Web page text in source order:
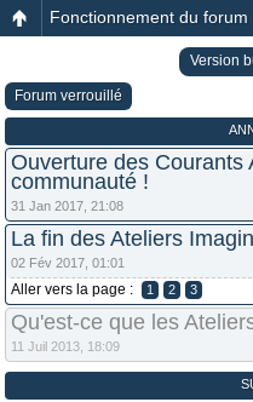
Fonctionnement du forum
Version
Forum verrouillé
Ouverture des Courants
communauté !
31 Jan 2017, 21:08
La fin des Ateliers
02 Fév 2017, 01:01
Aller vers la page : 1 2 3
Qu'est-ce que les
11 Juil 2013, 18:09